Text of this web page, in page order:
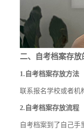
二、 自考档案存放
1.自考档案存放方法
联系报名学校或者机
2.自考档案存放流程
自考档案到了自己手